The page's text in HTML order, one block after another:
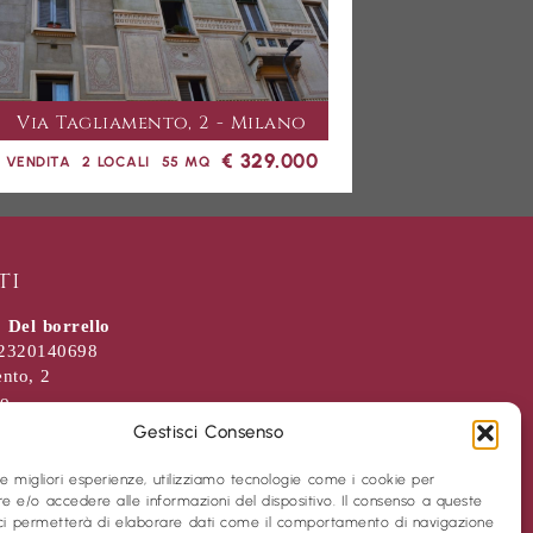
Gestisci Consenso
migliori esperienze, utilizziamo tecnologie come i cookie per
e/o accedere alle informazioni del dispositivo. Il consenso a queste
permetterà di elaborare dati come il comportamento di navigazione
Via Tagliamento, 2 - Milano
VENDITA 2 LOCALI 55 MQ € 329.000
Del borrello
2